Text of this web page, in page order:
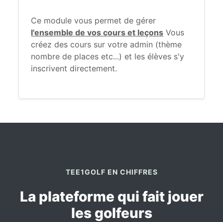
Ce module vous permet de gérer
l'ensemble de vos cours et leçons Vous
créez des cours sur votre admin (thème
nombre de places etc...) et les élèves s'y
inscrivent directement.
TEE1GOLF EN CHIFFRES
La plateforme qui fait jouer
les golfeurs